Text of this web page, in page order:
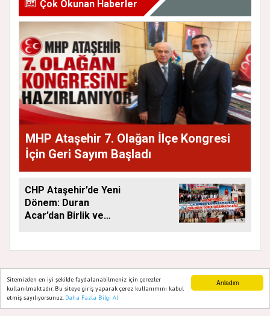
Anladım
Sitemizden en iyi şekilde faydalanabilmeniz için çerezler
kullanılmaktadır. Bu siteye giriş yaparak çerez kullanımını kabul
etmiş sayılıyorsunuz. Daha Fazla Bilgi Al
Çok Okunan Haberler
MHP Ataşehir 7. Olağan İlçe Kongresi
İçin Geri Sayım Başladı
CHP Ataşehir’de Yeni
Dönem: Duran
Acar’dan Birlik ve
GAZETE ATAŞEHIR 2020
Yazılım |Onemsoft
Ana Sayfa Web TV